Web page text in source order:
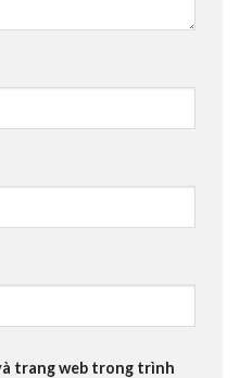
trang web trong trình